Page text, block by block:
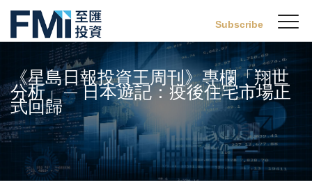
main
content
FMI
Subscribe
《星島日報投資王周刊》專欄「翔世
分析」— 日本遊記：疫後住宅市場正
式回歸